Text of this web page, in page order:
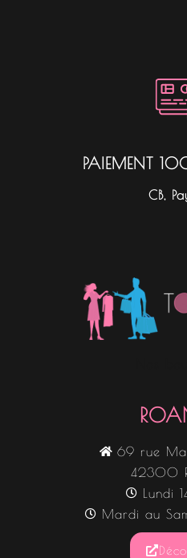
PAIEMENT
CB,
69 rue
42300
Lundi
Mardi au